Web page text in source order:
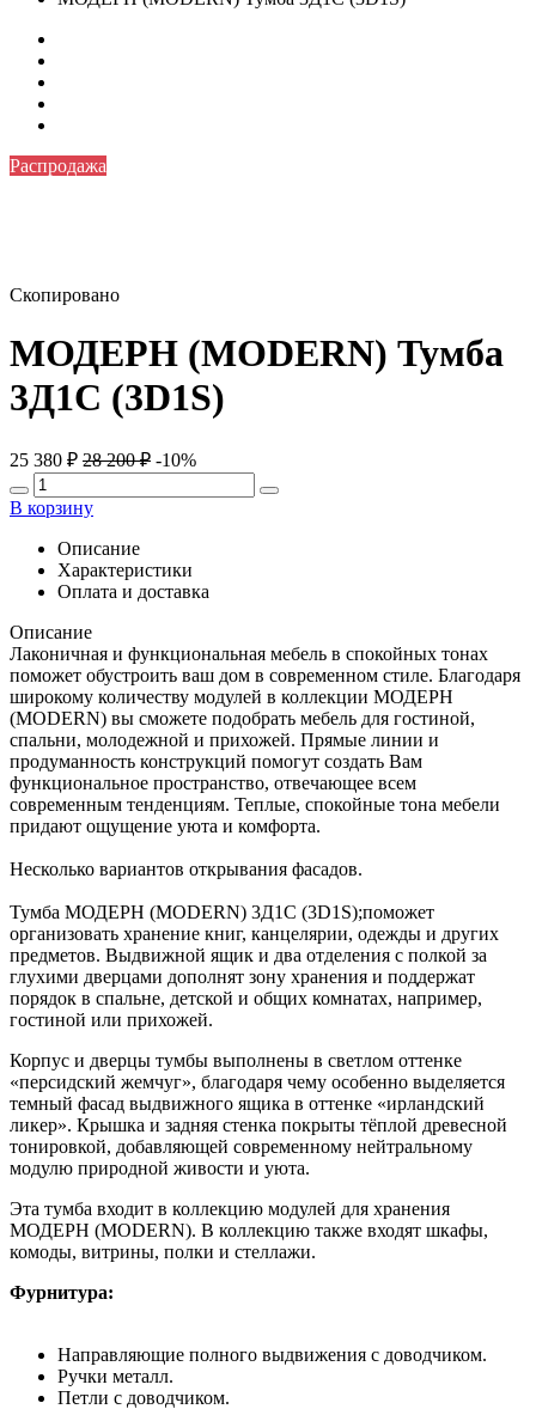
Распродажа
Скопировано
МОДЕРН (MODERN) Тумба
3Д1С (3D1S)
25 380 ₽ 28 200₽ -10%
В корзину
Описание
Характеристики
Оплата и доставка
Описание
Лаконичная и функциональная мебель в спокойных тонах
поможет обустроить ваш дом в современном стиле. Благодаря
широкому количеству модулей в коллекции МОДЕРН
(MODERN) вы сможете подобрать мебель для гостиной,
спальни, молодежной и прихожей. Прямые линии и
продуманность конструкций помогут создать Вам
функциональное пространство, отвечающее всем
современным тенденциям. Теплые, спокойные тона мебели
придают ощущение уюта и комфорта.
Несколько вариантов открывания фасадов.
Тумба МОДЕРН (MODERN) 3Д1С (3D1S);поможет
организовать хранение книг, канцелярии, одежды и других
предметов. Выдвижной ящик и два отделения с полкой за
глухими дверцами дополнят зону хранения и поддержат
порядок в спальне, детской и общих комнатах, например,
гостиной или прихожей.
Корпус и дверцы тумбы выполнены в светлом оттенке
«персидский жемчуг», благодаря чему особенно выделяется
темный фасад выдвижного ящика в оттенке «ирландский
ликер». Крышка и задняя стенка покрыты тёплой древесной
тонировкой, добавляющей современному нейтральному
модулю природной живости и уюта.
Эта тумба входит в коллекцию модулей для хранения
МОДЕРН (MODERN). В коллекцию также входят шкафы,
комоды, витрины, полки и стеллажи.
Фурнитура:
Направляющие полного выдвижения с доводчиком.
Ручки металл.
Петли с доводчиком.